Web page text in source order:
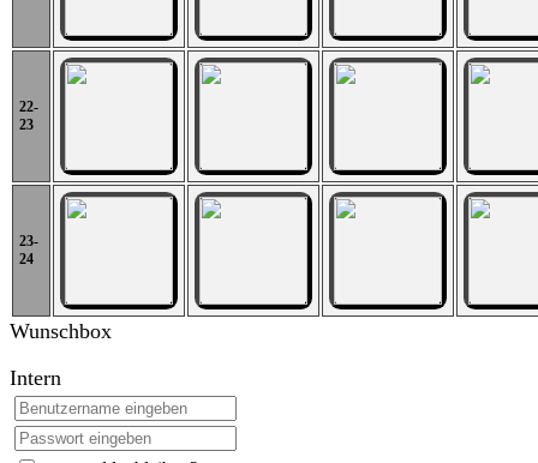
22-
23
23-
24
Wunschbox
Intern